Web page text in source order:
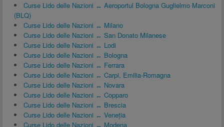
Curse Lido delle Nazioni ↔ Aeroportul Bologna Guglielmo Marconi
(BLQ)
Curse Lido delle Nazioni ↔ Milano
Curse Lido delle Nazioni ↔ San Donato Milanese
Curse Lido delle Nazioni ↔ Lodi
Curse Lido delle Nazioni ↔ Bologna
Curse Lido delle Nazioni ↔ Ferrara
Curse Lido delle Nazioni ↔ Carpi, Emilia-Romagna
Curse Lido delle Nazioni ↔ Novara
Curse Lido delle Nazioni ↔ Copparo
Curse Lido delle Nazioni ↔ Brescia
Curse Lido delle Nazioni ↔ Veneția
Curse Lido delle Nazioni ↔ Modena